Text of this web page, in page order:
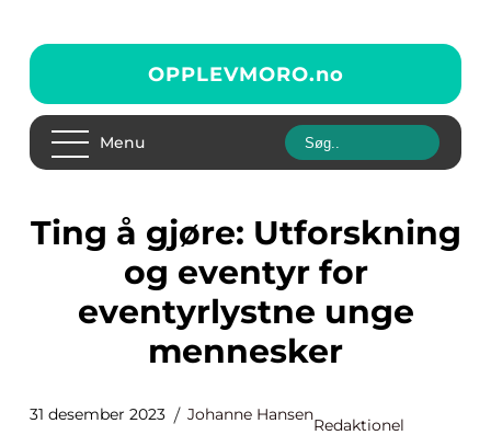
OPPLEVMORO.no
Menu
Ting å gjøre: Utforskning
og eventyr for
eventyrlystne unge
mennesker
31 desember 2023 Johanne Hansen
Redaktionel